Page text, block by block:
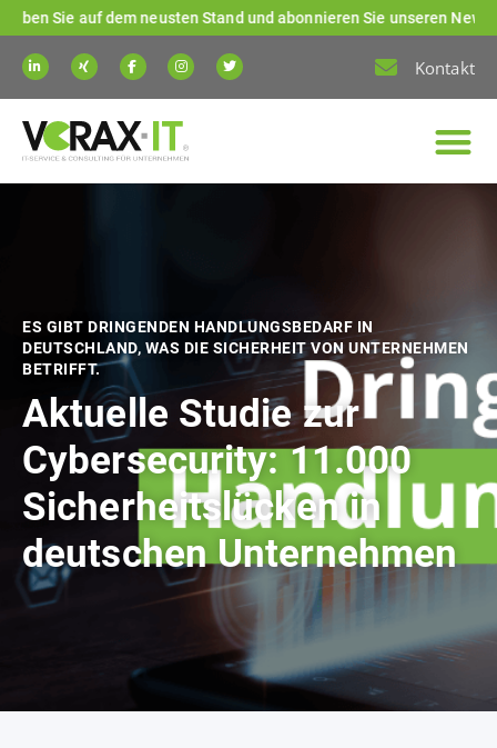
Sie auf dem neusten Stand und abonnieren Sie unseren Newsletter!
Kontakt
ES GIBT DRINGENDEN HANDLUNGSBEDARF IN
DEUTSCHLAND, WAS DIE SICHERHEIT VON UNTERNEHMEN
BETRIFFT.
Aktuelle Studie zur
Cybersecurity: 11.000
Sicherheitslücken in
deutschen Unternehmen